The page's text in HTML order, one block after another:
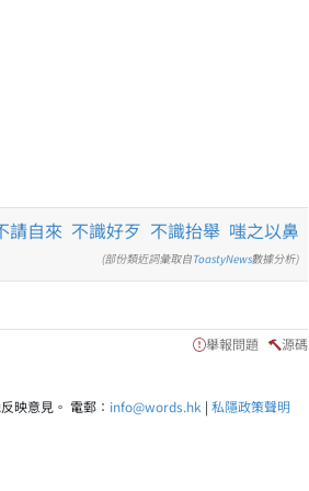
請自來 不識好歹 不識抬舉 嗤之以鼻
(部份類近詞彙取自ToastyNews數據分析)
舉報問題 源碼
映意見。 電郵： info@words.hk | 私隱政策聲明